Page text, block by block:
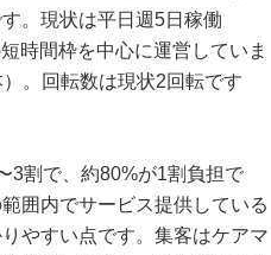
。現状は平日週5日稼働
時間枠を中心に運営していま
。回転数は現状2回転です
3割で、約80%が1割負担で
囲内でサービス提供している
やすい点です。集客はケアマ